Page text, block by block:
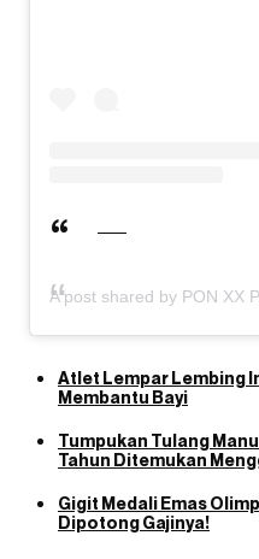
A post shared by PON XX
Atlet Lempar Lembing
Membantu Bayi
Tumpukan Tulang
Tahun Ditemukan
Gigit Medali Emas
Dipotong Gajinya!